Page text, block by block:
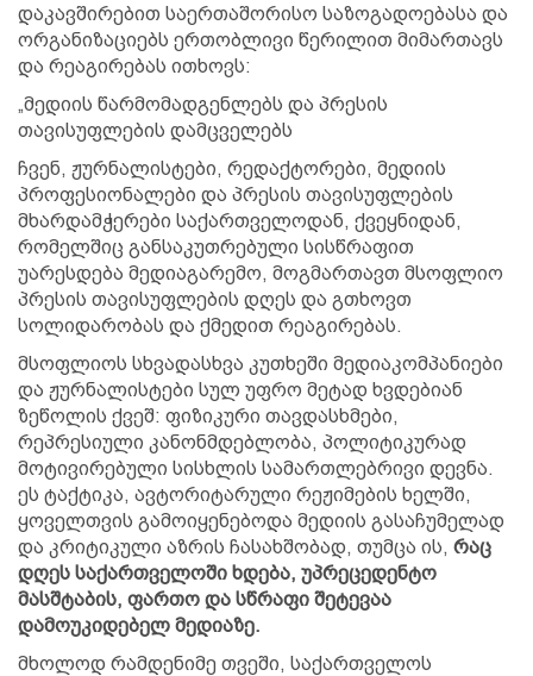
დაკავშირებით საერთაშორისო საზოგადოებასა და
ორგანიზაციებს ერთობლივი წერილით მიმართავს
და რეაგირებას ითხოვს:
„მედიის წარმომადგენლებს და პრესის
თავისუფლების დამცველებს
ჩვენ, ჟურნალისტები, რედაქტორები, მედიის
პროფესიონალები და პრესის თავისუფლების
მხარდამჭერები საქართველოდან, ქვეყნიდან,
რომელშიც განსაკუთრებული სისწრაფით
უარესდება მედიაგარემო, მოგმართავთ მსოფლიო
პრესის თავისუფლების დღეს და გთხოვთ
სოლიდარობას და ქმედით რეაგირებას.
მსოფლიოს სხვადასხვა კუთხეში მედიაკომპანიები
და ჟურნალისტები სულ უფრო მეტად ხვდებიან
ზეწოლის ქვეშ: ფიზიკური თავდასხმები,
რეპრესიული კანონმდებლობა, პოლიტიკურად
მოტივირებული სისხლის სამართლებრივი დევნა.
ეს ტაქტიკა, ავტორიტარული რეჟიმების ხელში,
ყოველთვის გამოიყენებოდა მედიის გასაჩუმელად
და კრიტიკული აზრის ჩასახშობად, თუმცა ის, რაც
დღეს საქართველოში ხდება, უპრეცედენტო
მასშტაბის, ფართო და სწრაფი შეტევაა
დამოუკიდებელ მედიაზე.
მხოლოდ რამდენიმე თვეში, საქართველოს